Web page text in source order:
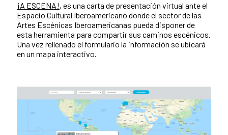
¡A ESCENA!, es una carta de presentación virtual ante el
Espacio Cultural Iberoamericano donde el sector de las
Artes Escénicas Iberoamericanas pueda disponer de
esta herramienta para compartir sus caminos escénicos.
Una vez rellenado el formulario la información se ubicará
en un mapa interactivo.